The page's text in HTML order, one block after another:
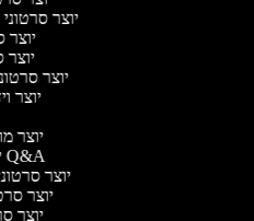
יוצר
יוצר
יוצר
יוצר
יוצר
יוצר
יוצר סרטוני Q&A
יוצר
יוצר
יוצר